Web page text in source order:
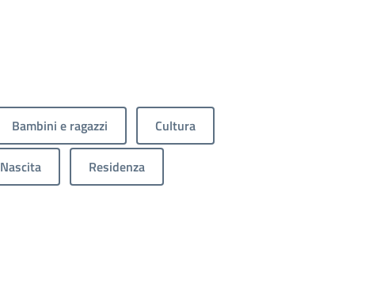
Bambini e ragazzi Cultura
Nascita Residenza